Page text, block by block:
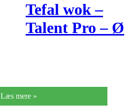
Tefal wok –
Talent Pro – Ø
Læs mere »